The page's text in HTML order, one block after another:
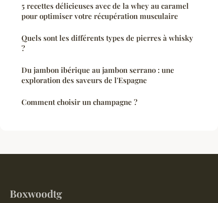
5 recettes délicieuses avec de la whey au caramel
pour optimiser votre récupération musculaire
Quels sont les différents types de pierres à whisky
?
Du jambon ibérique au jambon serrano : une
exploration des saveurs de l'Espagne
Comment choisir un champagne ?
Boxwoodtg